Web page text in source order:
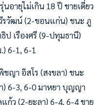
อายุไม่เกิน 18 ปี ชายเดี่ยว
รวัฒน์ (2-ขอนแก่น) ชนะ ภู
ป เรืองศรี (9-ปทุมธานี)
6-1, 6-1
ญา อิสโร (สงขลา) ชนะ
) 6-3, 6-0 มาหยา บุญญา
ก้ว (2-ยะลา) 6-4, 6-4 ชาย